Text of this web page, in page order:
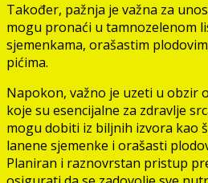
Također, pažnja je važna za
mogu pronaći u tamnozelenom
sjemenkama, orašastim
pićima.
Napokon, važno je uzeti u obzir
koje su esencijalne za zdravlje
mogu dobiti iz biljnih izvora kao
lanene sjemenke i orašasti
Planiran i raznovrstan pristup